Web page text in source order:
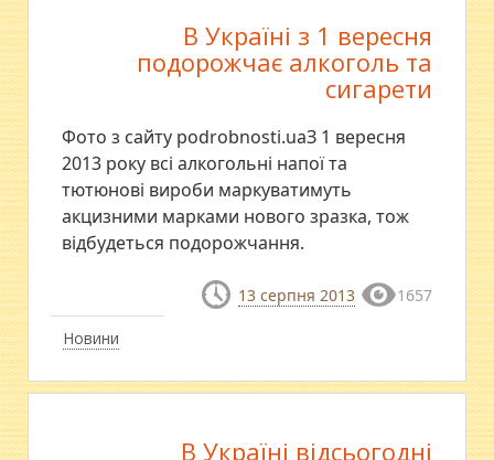
Новини
В Україні з 1 вересня
подорожчає алкоголь та
сигарети
Фото з сайту podrobnosti.uaЗ 1 вересня
2013 року всі алкогольні напої та
тютюнові вироби маркуватимуть
акцизними марками нового зразка, тож
відбудеться подорожчання.
13 серпня 2013 1657
В Україні відсьогодні